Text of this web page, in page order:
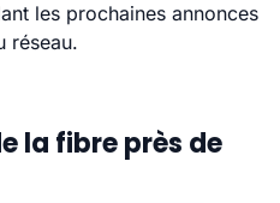
les prochaines annonces
réseau.
la fibre près de